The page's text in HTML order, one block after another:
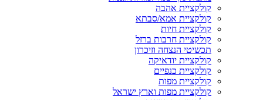
קולקציית אהבה
קולקציית אמא/סבתא
קולקציית חיות
קולקציית חרבות ברזל
תכשיטי הנצחה וזיכרון
קולקציית יודאיקה
קולקציית כנפיים
קולקציית מפות
קולקציית מפות וארץ ישראל